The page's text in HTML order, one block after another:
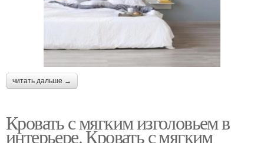
читать дальше →
Кровать с мягким изголовьем в
интерьере. Кровать с мягким